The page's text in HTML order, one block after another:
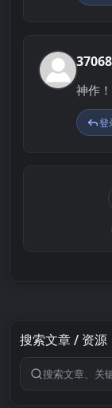
3
神作
登
搜索文章 / 资源
搜索关键词